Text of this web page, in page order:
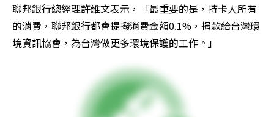
聯邦銀行總經理許維文表示，「最重要的是，持卡人所有
的消費，聯邦銀行都會提撥消費金額0.1%，捐款給台灣環
境資訊協會，為台灣做更多環境保護的工作。」